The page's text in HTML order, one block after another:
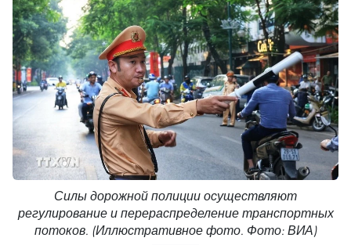
Силы дорожной полиции осуществляют
регулирование и перераспределение транспортных
потоков. (Иллюстративное фото. Фото: ВИА)